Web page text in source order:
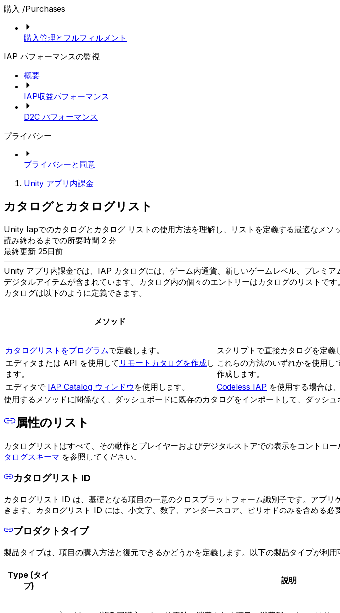
購入 /Purchases
購入管理とフルフィルメント
IAP パフォーマンスの監視
概要
IAP収益パフォーマンス
D2C パフォーマンス
プライバシー
プライバシーと同意
Unity アプリ内課金
カタログとカタログリスト
Unity Iapでのカタログとカタログ リストの使用方法を理解し、リストを定義する最適なメソ
読み終わるまでの所要時間 2 分
最終更新 25日前
Unity アプリ内課金では、IAP カタログには、ゲーム内通貨、新しいゲームレベル、プレミ
デジタルアイテムが含まれています。カタログ内の個々のエントリーはカタログのリストです。
カタログは以下のように定義できます。
メソッド
カタログリストをプログラムで定義します。 スクリプトで直接カタログを定義
エディタまたは API を使用して リモートカタログを作成し
ます。
これらの方法のいずれかを使用
作成します。
エディタで IAP Catalog ウィンドウ を使用します。 Codeless IAP を使用する場合は
使用するメソッドに関係なく、ダッシュボードに既存のカタログをインポートして、ダッシ
属性のリスト
カタログリストはすべて、その動作とプレイヤーおよびデジタルストアでの表示をコントロ
タログスキーマ を参照してください。
カタログリスト ID
カタログリスト ID は、基礎となる項目の一意のクロスプラットフォーム識別子です。アプ
きます。カタログリスト ID には、小文字、数字、アンダースコア、ピリオドのみを含める必
プロダクトタイプ
製品タイプは、項目の購入方法と復元できるかどうかを定義します。以下の製品タイプが利用
Type (タイ
プ)
説明